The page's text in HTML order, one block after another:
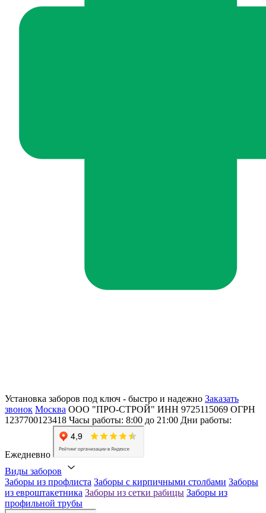
Установка заборов под ключ - быстро и надежно Заказать
звонок Москва ООО "ПРО-СТРОЙ" ИНН 9725115069 ОГРН
1237700123418 Часы работы: 8:00 до 21:00 Дни работы:
Ежедневно
Виды заборов
Заборы из профлиста Заборы с кирпичными столбами Заборы
из евроштакетника Заборы из сетки рабицы Заборы из
профильной трубы